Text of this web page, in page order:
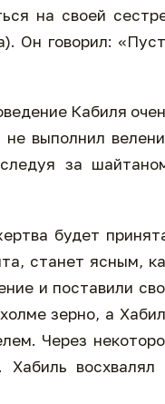
на своей
Он говорил:
Кабиля
выполнил
за
будет
станет ясным,
и поставили
зерно, а
Через
восхвалял